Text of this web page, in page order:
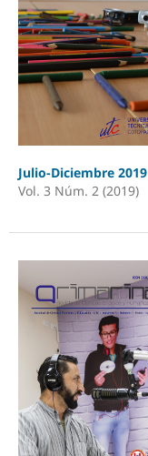
Julio-Diciembre 2019
Vol. 3 Núm. 2 (2019)